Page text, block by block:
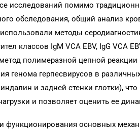
исследований помимо
обследования, общий анализ
методы
классов IgM VCA EBV, IgG VCA
полимеразной цепной
генома герпесвирусов в
и задней стенки глотки),
и позволяет оценить ее
функционирования основных